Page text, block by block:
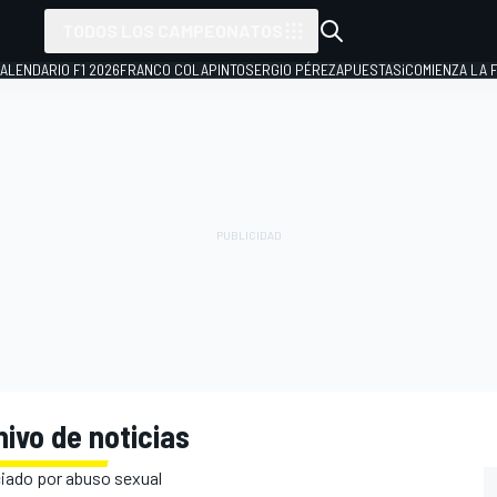
F1 2026FRANCO COLAPINTOSERGIO PÉREZAPUESTAS¡COMIENZA LA
de noticias
por abuso sexual